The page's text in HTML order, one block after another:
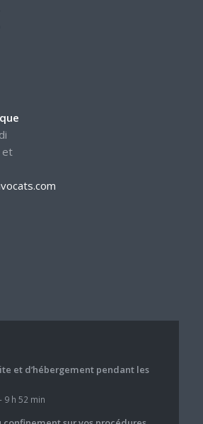
et
et d’hébergement pendant les
9 h 52 min